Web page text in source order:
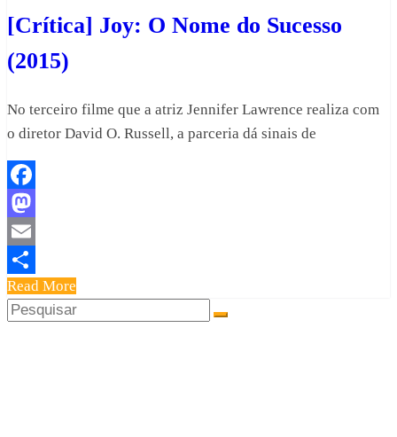
[Crítica] Joy: O Nome do Sucesso
(2015)
No terceiro filme que a atriz Jennifer Lawrence realiza com
o diretor David O. Russell, a parceria dá sinais de
Facebook
Mastodon
Email
Share
Read More